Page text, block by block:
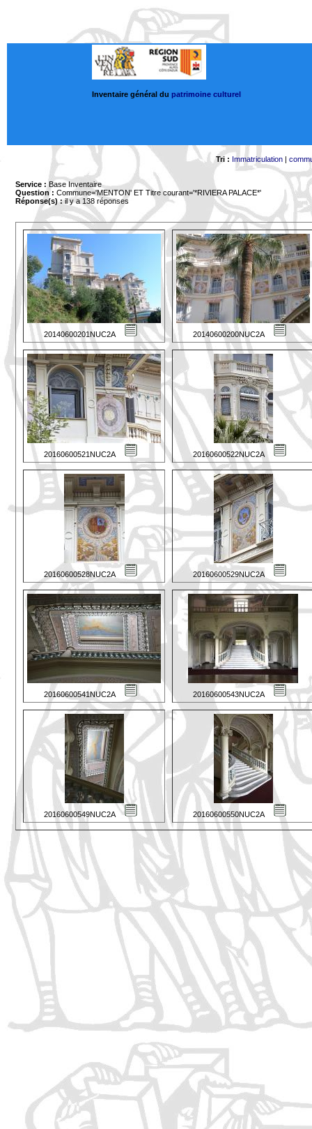
Inventaire général du patrimoine culturel
Tri : Immatriculation|
Service : Base Inventaire
Question : Commune='MENTON' ET Titre courant='*RIVIERA PALACE*'
Réponse(s) :il y a 138 réponses
20140600201NUC2A 20140600200NUC2A
20160600521NUC2A 20160600522NUC2A
20160600528NUC2A 20160600529NUC2A
20160600541NUC2A 20160600543NUC2A
20160600549NUC2A 20160600550NUC2A